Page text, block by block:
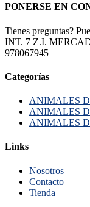
PONERSE EN
Tienes preguntas?
INT. 7 Z.I.
978067945
Categorías
ANIMALES
ANIMALES
ANIMALES
Links
Nosotros
Contacto
Tienda